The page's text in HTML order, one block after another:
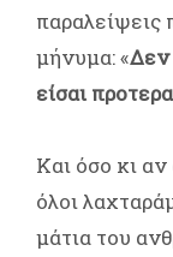
παραλείψεις
μήνυμα: «Δεν
είσαι
Και όσο κι
όλοι
μάτια του